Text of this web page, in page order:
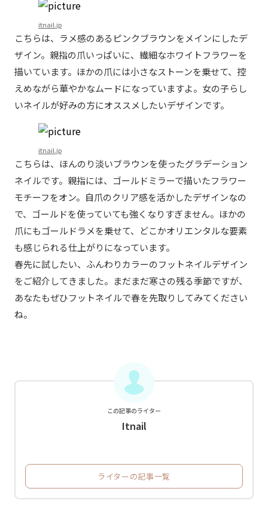
itnail.jp
こちらは、ラメ感のあるピンクブラウンをメインにしたデ
ザイン。親指の爪いっぱいに、繊細なホワイトフラワーを
描いています。ほかの爪には小さなストーンを乗せて、控
えめながら華やかなムードになっていますよ。女の子らし
いネイルが好みの方にオススメしたいデザインです。
itnail.jp
こちらは、ほんのり淡いブラウンを使ったグラデーション
ネイルです。親指には、ゴールドミラーで描いたフラワー
モチーフをオン。自爪のクリア感を活かしたデザインなの
で、ゴールドを使っていても強くなりすぎません。ほかの
爪にもゴールドラメを乗せて、どこかオリエンタルな要素
も感じられる仕上がりになっています。
春先に試したい、ふんわりカラーのフットネイルデザイン
をご紹介してきました。まだまだ寒さの残る季節ですが、
あなたもぜひフットネイルで春を先取りしてみてください
ね。
この記事のライター
Itnail
ライターの記事一覧